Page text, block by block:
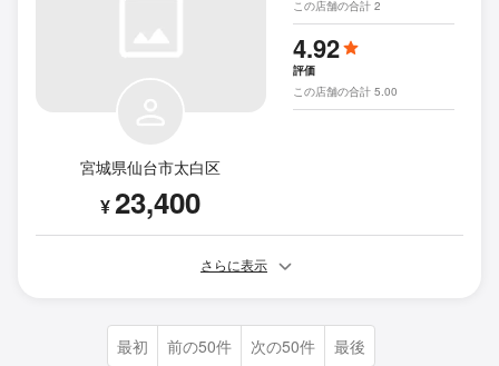
宮城県仙台市太白区
¥23,400
この店舗の合計 2
4.92
評価
この店舗の合計 5.00
さらに表示
最初 前の50件 次の50件 最後